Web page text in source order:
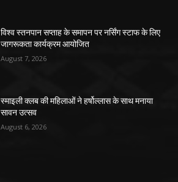
विश्व स्तनपान सप्ताह के समापन पर नर्सिंग स्टाफ के लिए
जागरूकता कार्यक्रम आयोजित
August 7, 2026
स्माइली क्लब की महिलाओं ने हर्षोल्लास के साथ मनाया
सावन उत्सव
August 6, 2026